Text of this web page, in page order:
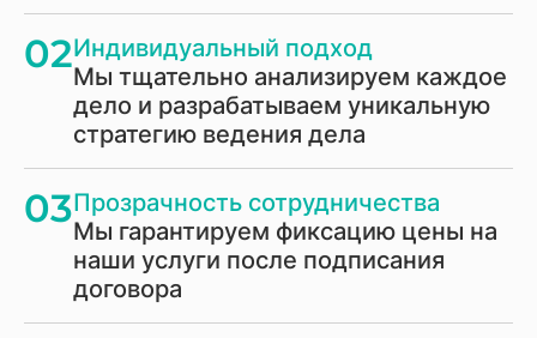
02Индивидуальный подход
Мы тщательно анализируем каждое
дело и разрабатываем уникальную
стратегию ведения дела
03Прозрачность сотрудничества
Мы гарантируем фиксацию цены на
наши услуги после подписания
договора